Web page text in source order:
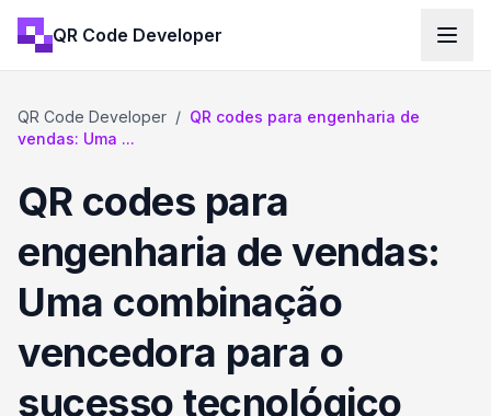
QR Code Developer
QR Code Developer / QR codes para engenharia de
vendas: Uma ...
QR codes para
engenharia de vendas:
Uma combinação
vencedora para o
sucesso tecnológico